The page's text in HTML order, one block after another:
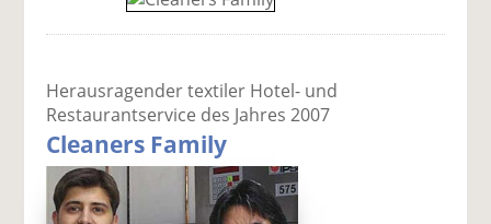
Herausragender textiler Hotel- und
Restaurantservice des Jahres 2007
Cleaners Family